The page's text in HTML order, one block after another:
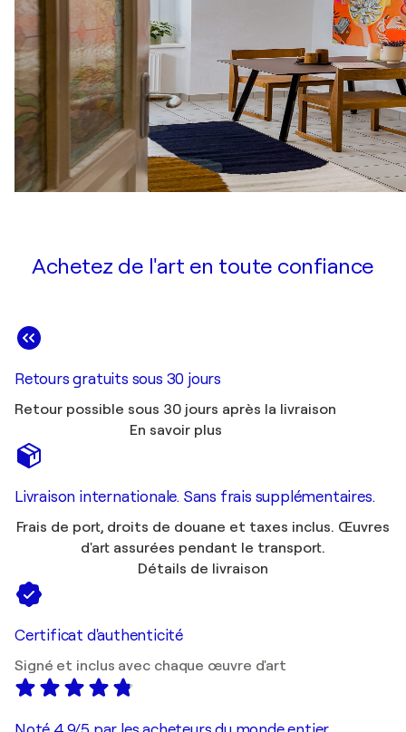
Achetez de l'art en toute confiance
Retours gratuits sous 30 jours
Retour possible sous 30 jours après la livraison
En savoir plus
Livraison internationale. Sans frais supplémentaires.
Frais de port, droits de douane et taxes inclus. Œuvres
d'art assurées pendant le transport.
Détails de livraison
Certificat d'authenticité
Signé et inclus avec chaque œuvre d'art